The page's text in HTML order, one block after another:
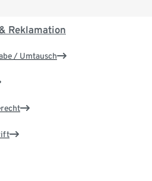
Reklamation
/ Umtausch